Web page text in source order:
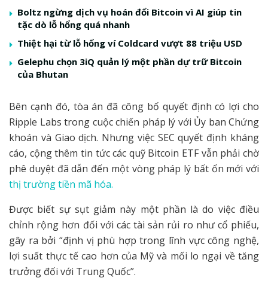
Boltz ngừng dịch vụ hoán đổi Bitcoin vì AI giúp tin
tặc dò lỗ hổng quá nhanh
Thiệt hại từ lỗ hổng ví Coldcard vượt 88 triệu USD
Gelephu chọn 3iQ quản lý một phần dự trữ Bitcoin
của Bhutan
Bên cạnh đó, tòa án đã công bố quyết định có lợi cho
Ripple Labs trong cuộc chiến pháp lý với Ủy ban Chứng
khoán và Giao dịch. Nhưng việc SEC quyết định kháng
cáo, cộng thêm tin tức các quỹ Bitcoin ETF vẫn phải chờ
phê duyệt đã dẫn đến một vòng pháp lý bất ổn mới với
thị trường tiền mã hóa.
Được biết sự sụt giảm này một phần là do việc điều
chỉnh rộng hơn đối với các tài sản rủi ro như cổ phiếu,
gây ra bởi “định vị phù hợp trong lĩnh vực công nghệ,
lợi suất thực tế cao hơn của Mỹ và mối lo ngại về tăng
trưởng đối với Trung Quốc”.